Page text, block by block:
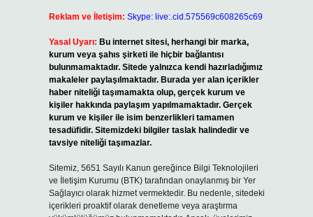
Reklam ve İletişim: Skype: live:.cid.575569c608265c69
Yasal Uyarı: Bu internet sitesi, herhangi bir marka,
kurum veya şahıs şirketi ile hiçbir bağlantısı
bulunmamaktadır. Sitede yalnızca kendi hazırladığımız
makaleler paylaşılmaktadır. Burada yer alan içerikler
haber niteliği taşımamakta olup, gerçek kurum ve
kişiler hakkında paylaşım yapılmamaktadır. Gerçek
kurum ve kişiler ile isim benzerlikleri tamamen
tesadüfidir. Sitemizdeki bilgiler taslak halindedir ve
tavsiye niteliği taşımazlar.
Sitemiz, 5651 Sayılı Kanun gereğince Bilgi Teknolojileri
ve İletişim Kurumu (BTK) tarafından onaylanmış bir Yer
Sağlayıcı olarak hizmet vermektedir. Bu nedenle, sitedeki
içerikleri proaktif olarak denetleme veya araştırma